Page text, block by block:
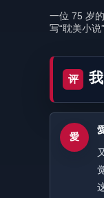
一位 75 岁
写“耽美小
评
愛